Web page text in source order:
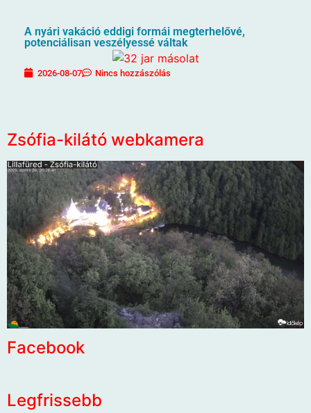
A nyári vakáció eddigi formái megterhelővé,
potenciálisan veszélyessé váltak
2026-08-07 Nincs hozzászólás
Zsófia-kilátó webkamera
Facebook
Legfrissebb